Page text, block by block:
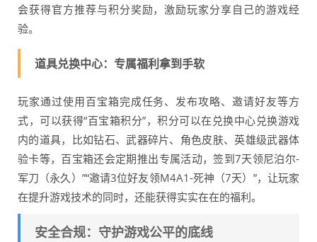
会获得官方推荐与积分奖励，激励玩家分享自己的游戏经
验。
道具兑换中心：专属福利拿到手软
玩家通过使用百宝箱完成任务、发布攻略、邀请好友等方
式，可以获得“百宝箱积分”，积分可以在兑换中心兑换游戏
内的道具，比如钻石、武器碎片、角色皮肤、英雄级武器体
验卡等，百宝箱还会定期推出专属活动，签到7天领尼泊尔-
军刀（永久）”“邀请3位好友领M4A1-死神（7天）”，让玩家
在提升游戏技术的同时，还能获得实实在在的福利。
安全合规：守护游戏公平的底线